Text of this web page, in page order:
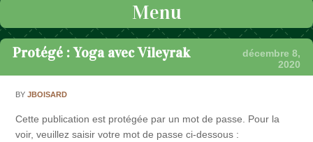
Menu
Passer au contenu
Protégé : Yoga avec Vileyrak
décembre 8,
2020
BYJBOISARD
Cette publication est protégée par un mot de passe. Pour la
voir, veuillez saisir votre mot de passe ci-dessous :